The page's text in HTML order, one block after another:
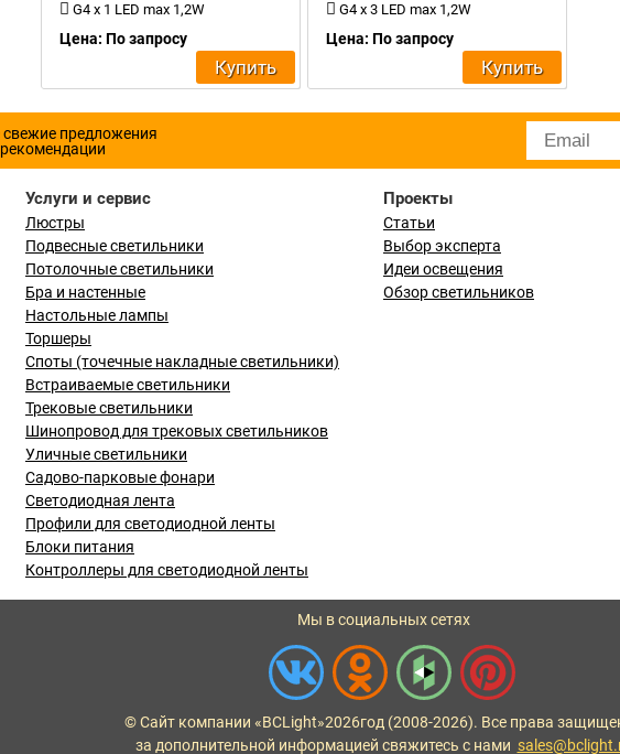
G4 x 1 LED max 1,2W
Цена: По запросу
Купить
G4 x 3 LED max 1,2W
Цена: По запросу
Купить
предложения
Услуги и сервис
Люстры
Подвесные светильники
Потолочные светильники
Бра и настенные
Настольные лампы
Торшеры
Споты (точечные накладные светильники)
Встраиваемые светильники
Трековые светильники
Шинопровод для трековых светильников
Уличные светильники
Садово-парковые фонари
Светодиодная лента
Профили для светодиодной ленты
Блоки питания
Контроллеры для светодиодной ленты
Проекты
Статьи
Выбор эксперта
Идеи освещения
Обзор светильников
Мы в социальных сетях
© Сайт компании «BCLight»2026год (2008-2026). Все права
за дополнительной информацией свяжитесь с нами